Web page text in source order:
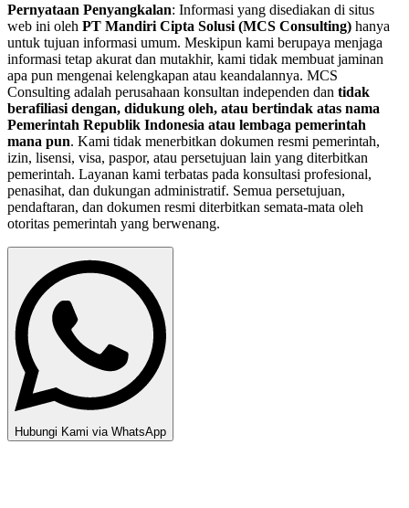
Pernyataan Penyangkalan: Informasi yang disediakan di situs
web ini oleh PT Mandiri Cipta Solusi (MCS Consulting) hanya
untuk tujuan informasi umum. Meskipun kami berupaya menjaga
informasi tetap akurat dan mutakhir, kami tidak membuat jaminan
apa pun mengenai kelengkapan atau keandalannya. MCS
Consulting adalah perusahaan konsultan independen dan tidak
berafiliasi dengan, didukung oleh, atau bertindak atas nama
Pemerintah Republik Indonesia atau lembaga pemerintah
mana pun. Kami tidak menerbitkan dokumen resmi pemerintah,
izin, lisensi, visa, paspor, atau persetujuan lain yang diterbitkan
pemerintah. Layanan kami terbatas pada konsultasi profesional,
penasihat, dan dukungan administratif. Semua persetujuan,
pendaftaran, dan dokumen resmi diterbitkan semata-mata oleh
otoritas pemerintah yang berwenang.
Hubungi Kami via WhatsApp